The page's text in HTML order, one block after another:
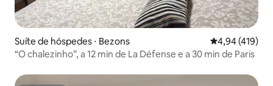
Suíte de hóspedes ⋅ Bezons 4,94 de uma
4,94 (419)
“O chalezinho”, a 12 min de La Défense e a 30 min de Paris